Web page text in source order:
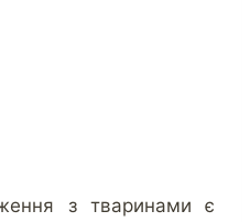
з тваринами є